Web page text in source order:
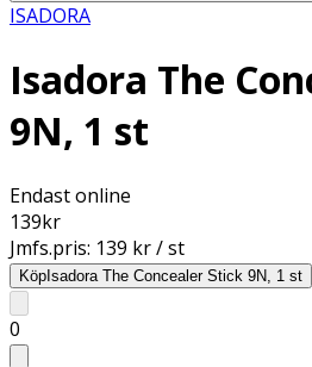
ISADORA
Isadora The
9N, 1 st
Endast online
139kr
Jmfs.pris: 139 kr / st
KöpIsadora The Concealer Stick 9N, 1 st
0